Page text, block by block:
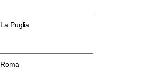
La Puglia
Roma